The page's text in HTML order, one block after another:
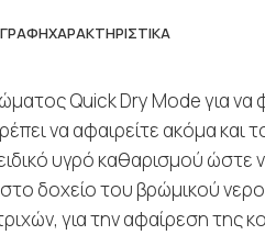
ΧΑΡΑΚΤΗΡΙΣΤΙΚΆ
Quick Dry Mode για
να αφαιρείτε ακόμα
υγρό καθαρισμού
δοχείο του βρώμικού
για την αφαίρεση της